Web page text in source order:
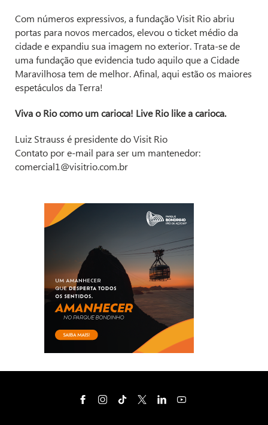
Com números expressivos, a fundação Visit Rio abriu
portas para novos mercados, elevou o ticket médio da
cidade e expandiu sua imagem no exterior. Trata-se de
uma fundação que evidencia tudo aquilo que a Cidade
Maravilhosa tem de melhor. Afinal, aqui estão os maiores
espetáculos da Terra!
Viva o Rio como um carioca! Live Rio like a carioca.
Luiz Strauss é presidente do Visit Rio
Contato por e-mail para ser um mantenedor:
comercial1@visitrio.com.br